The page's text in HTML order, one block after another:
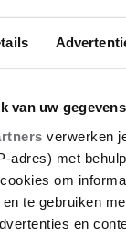
van uw gegevens
verwerken
adres) met
om
te gebruiken
en